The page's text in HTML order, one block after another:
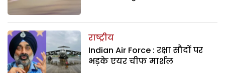
राष्ट्रीय
Indian Air Force : रक्षा सौदों पर
भड़के एयर चीफ मार्शल